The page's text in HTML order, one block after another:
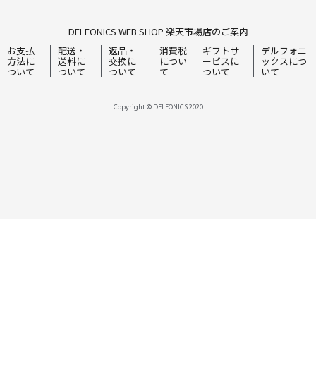
DELFONICS WEB SHOP 楽天市場店のご案内
お支払
方法に
ついて
配送・
送料に
ついて
返品・
交換に
ついて
消費税
につい
て
ギフトサ
ービスに
ついて
デルフォニ
ックスにつ
いて
Copyright © DELFONICS 2020